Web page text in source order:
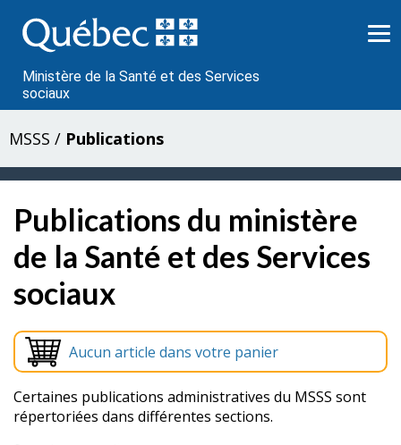
au
contenu
Ministère de la Santé et des Services
sociaux
MSSS / Publications
Publications du ministère
de la Santé et des Services
sociaux
Aucun article dans votre panier
Certaines publications administratives du MSSS sont
répertoriées dans différentes sections.